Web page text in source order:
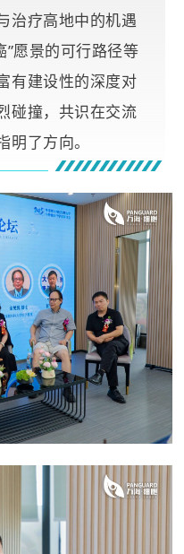
治疗高地中的机遇
”愿景的可行路径等
有建设性的深度对
碰撞，共识在交流
了方向。